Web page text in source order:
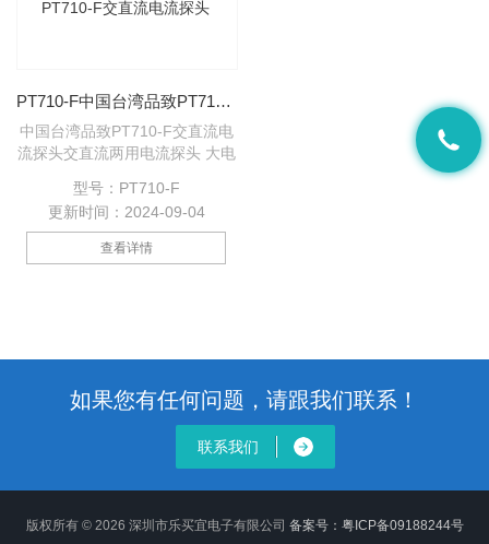
PT710-F中国台湾品致PT710-F交直流电流探头
中国台湾品致PT710-F交直流电
流探头交直流两用电流探头 大电
RMS 1mA = 5mA, 50mA （开关
切换） 上升时间: 0.7uS 测量带
宽: DC ~ 500kHz 过载警示功能
干电池，AC电源适配器
型号：PT710-F
更新时间：2024-09-04
查看详情
如果您有任何问题，请跟我们联系！
联系我们
版权所有 © 2026 深圳市乐买宜电子有限公司 备案号：粤ICP备09188244号